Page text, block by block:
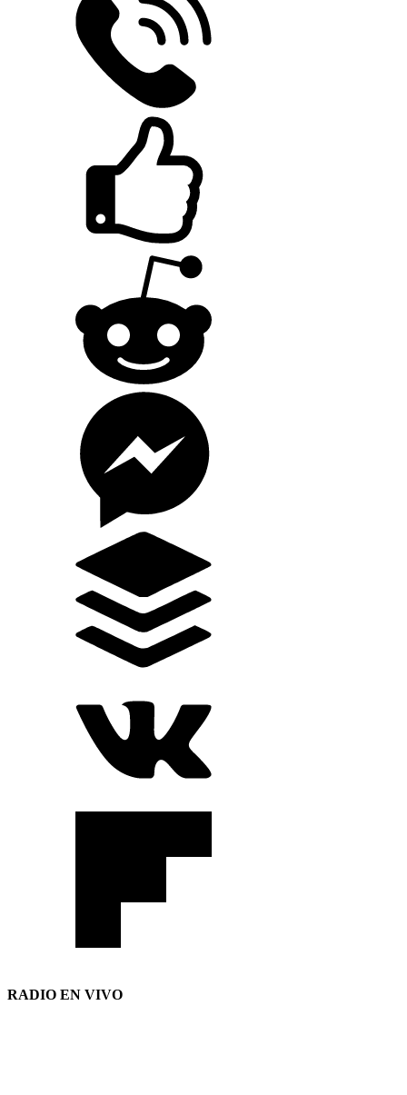
RADIO EN VIVO